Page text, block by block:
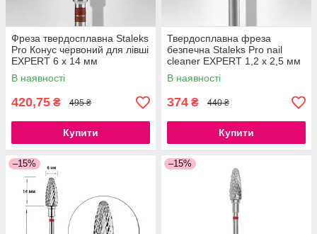
Фреза твердосплавна Staleks
Pro Конус червоний для лівші
EXPERT 6 х 14 мм
В наявності
420,75 ₴ 495 ₴
Купити
Твердосплавна фреза
безпечна Staleks Pro nail
cleaner EXPERT 1,2 х 2,5 мм
В наявності
374 ₴ 440 ₴
Купити
–15% –15%